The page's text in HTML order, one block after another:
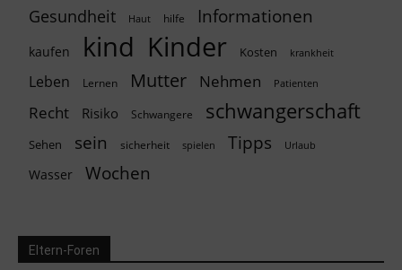
Gesundheit
Haut hilfe Informationen
kaufen kind Kinder Kosten krankheit
Leben Lernen Mutter Nehmen Patienten
Recht Risiko Schwangere schwangerschaft
Sehen sein sicherheit spielen Tipps Urlaub
Wasser Wochen
Eltern-Foren